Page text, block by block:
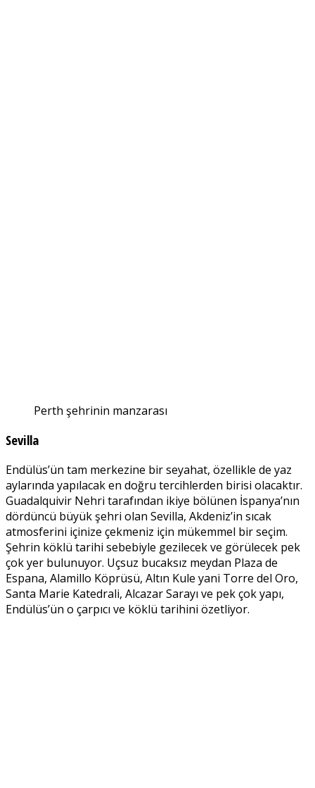
Perth şehrinin manzarası
Sevilla
Endülüs’ün tam merkezine bir seyahat, özellikle de yaz
aylarında yapılacak en doğru tercihlerden birisi olacaktır.
Guadalquivir Nehri tarafından ikiye bölünen İspanya’nın
dördüncü büyük şehri olan Sevilla, Akdeniz’in sıcak
atmosferini içinize çekmeniz için mükemmel bir seçim.
Şehrin köklü tarihi sebebiyle gezilecek ve görülecek pek
çok yer bulunuyor. Uçsuz bucaksız meydan Plaza de
Espana, Alamillo Köprüsü, Altın Kule yani Torre del Oro,
Santa Marie Katedrali, Alcazar Sarayı ve pek çok yapı,
Endülüs’ün o çarpıcı ve köklü tarihini özetliyor.